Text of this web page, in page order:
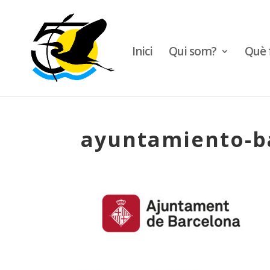
Inici Qui som? Què
ayuntamiento-